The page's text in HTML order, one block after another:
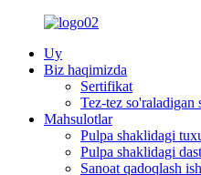
Uy
Biz haqimizda
Sertifikat
Tez-tez so'raladigan
Mahsulotlar
Pulpa shaklidagi
Pulpa shaklidagi
Sanoat qadoqlash